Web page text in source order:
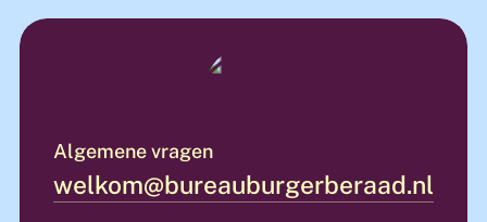
Algemene vragen
welkom@bureauburgerberaad.nl